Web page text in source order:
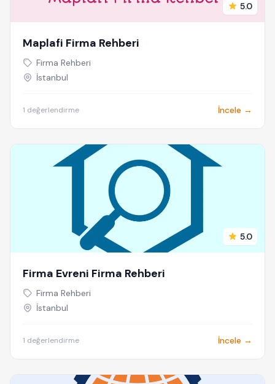
5.0
Maplafi Firma Rehberi
Firma Rehberi
İstanbul
1 değerlendirme İncele →
5.0
Firma Evreni Firma Rehberi
Firma Rehberi
İstanbul
1 değerlendirme İncele →